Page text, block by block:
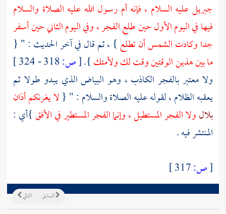
جبريلعليه السلام ، فإنه أم رسول الله عليه الصلاة والسلام
فيها في اليوم الأول حين طلع الفجر ، وفي اليوم الثاني حين أسفر
جدا وكادت الشمس أن تطلع } ، ثم قال في آخر الحديث : " {
ما بين هذين الوقتين وقت لك ولأمتك}.
[ص:
ولا معتبر بالفجر الكاذب ، وهو البياض الذي يبدو طولا ثم
يعقبه الظلام ، لقوله عليه الصلاة والسلام : " {لا يغرنكم أذان
بلالولا الفجر المستطيل ، وإنما الفجر المستطير في الأفق}أي :
المنتشر فيه .
[ص:
التالي السابق